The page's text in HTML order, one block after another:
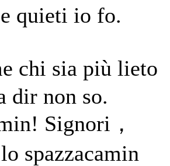
quieti io fo.
chi sia più lieto
dir non so.
Signori，
spazzacamin